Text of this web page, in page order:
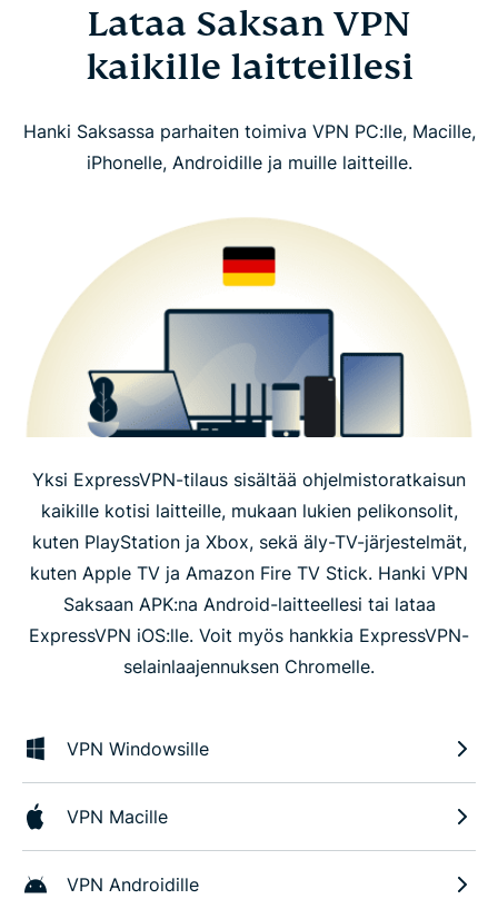
Lataa Saksan VPN
kaikille laitteillesi
Hanki Saksassa parhaiten toimiva VPN PC:lle, Macille,
iPhonelle, Androidille ja muille laitteille.
Yksi ExpressVPN-tilaus sisältää ohjelmistoratkaisun
kaikille kotisi laitteille, mukaan lukien pelikonsolit,
kuten PlayStation ja Xbox, sekä äly-TV-järjestelmät,
kuten Apple TV ja Amazon Fire TV Stick. Hanki VPN
Saksaan APK:na Android-laitteellesi tai lataa
ExpressVPN iOS:lle. Voit myös hankkia ExpressVPN-
selainlaajennuksen Chromelle.
VPN Windowsille
VPN Macille
VPN Androidille